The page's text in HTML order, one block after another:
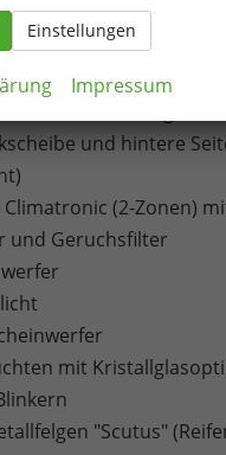
mit automatischer
inklusive im
und hintere
Climatronic (2-Zonen)
und Geruchsfilter
mit
"Scutus"
Einstellungen
Impressum